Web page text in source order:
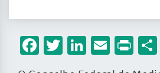
Facebook
Twitter
LinkedIn
Email
Print